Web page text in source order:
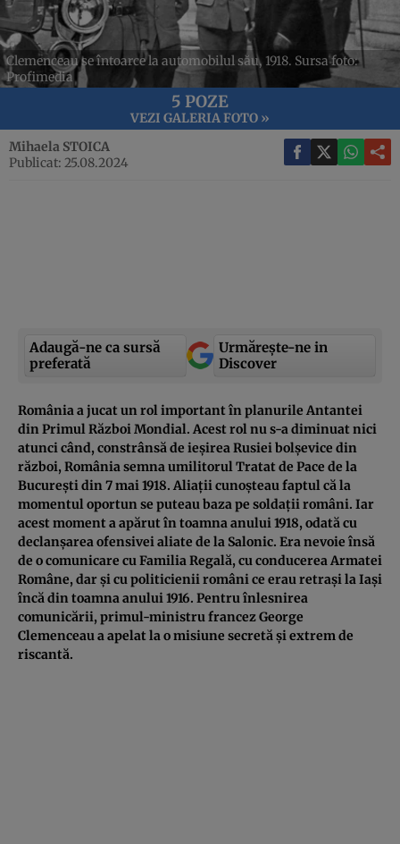
Clemenceau se întoarce la automobilul său, 1918. Sursa foto:
Profimedia
5 POZE
VEZI GALERIA FOTO »
Mihaela STOICA
Publicat: 25.08.2024
Adaugă-ne ca sursă
preferată
Urmărește-ne in
Discover
România a jucat un rol important în planurile Antantei
din Primul Război Mondial. Acest rol nu s-a diminuat nici
atunci când, constrânsă de ieșirea Rusiei bolșevice din
război, România semna umilitorul Tratat de Pace de la
București din 7 mai 1918. Aliații cunoșteau faptul că la
momentul oportun se puteau baza pe soldații români. Iar
acest moment a apărut în toamna anului 1918, odată cu
declanșarea ofensivei aliate de la Salonic. Era nevoie însă
de o comunicare cu Familia Regală, cu conducerea Armatei
Române, dar și cu politicienii români ce erau retrași la Iași
încă din toamna anului 1916. Pentru înlesnirea
comunicării, primul-ministru francez George
Clemenceau a apelat la o misiune secretă și extrem de
riscantă.